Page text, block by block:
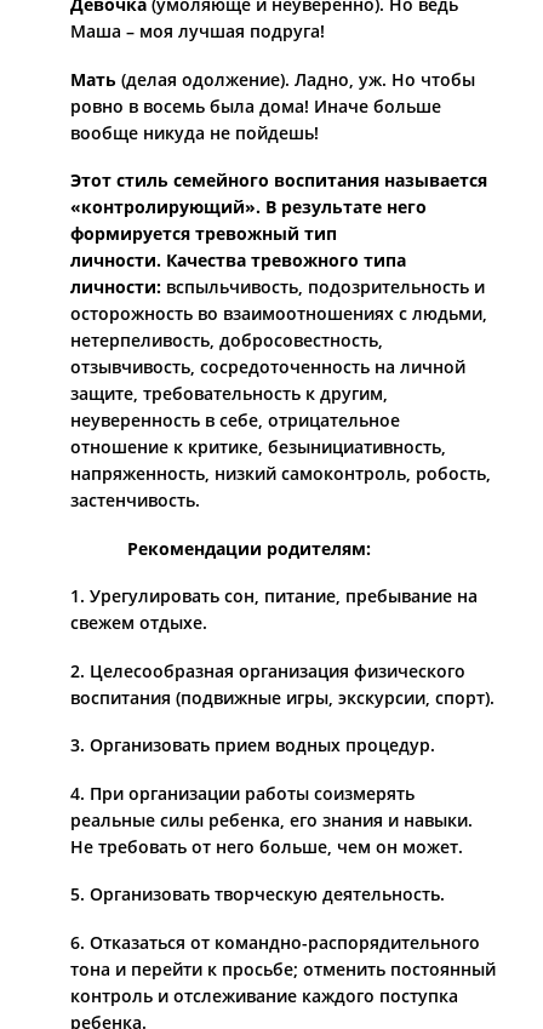
Маша – моя лучшая подруга!
Мать (делая одолжение). Ладно, уж. Но чтобы
ровно в восемь была дома! Иначе больше
вообще никуда не пойдешь!
Этот стиль семейного воспитания называется
«контролирующий». В результате него
формируется тревожный тип
личности. Качества тревожного типа
личности: вспыльчивость, подозрительность и
осторожность во взаимоотношениях с людьми,
нетерпеливость, добросовестность,
отзывчивость, сосредоточенность на личной
защите, требовательность к другим,
неуверенность в себе, отрицательное
отношение к критике, безынициативность,
напряженность, низкий самоконтроль, робость,
застенчивость.
Рекомендации родителям:
1. Урегулировать сон, питание, пребывание на
свежем отдыхе.
2. Целесообразная организация физического
воспитания (подвижные игры, экскурсии, спорт).
3. Организовать прием водных процедур.
4. При организации работы соизмерять
реальные силы ребенка, его знания и навыки.
Не требовать от него больше, чем он может.
5. Организовать творческую деятельность.
6. Отказаться от командно-распорядительного
тона и перейти к просьбе; отменить постоянный
контроль и отслеживание каждого поступка
ребенка.